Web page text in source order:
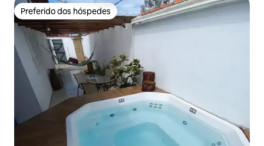
Preferido dos hóspedes
Preferido dos hóspedes